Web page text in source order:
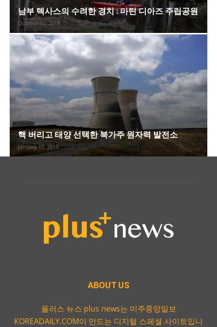
남부 텍사스의 수려한 경치 : 마틴 디아즈 주립공원
October 10, 2018
핵 버리고 태양 선택한 북가주 원자력 발전소
January 17, 2019
ABOUT US
플러스 뉴스 plus news는 미주중앙일보
KOREADAILY.COM이 만드는 디지털 스페셜 사이트입니